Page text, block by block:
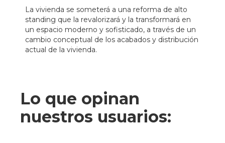
La vivienda se someterá a una reforma de alto
standing que la revalorizará y la transformará en
un espacio moderno y sofisticado, a través de un
cambio conceptual de los acabados y distribución
actual de la vivienda.
Lo que opinan
nuestros usuarios: